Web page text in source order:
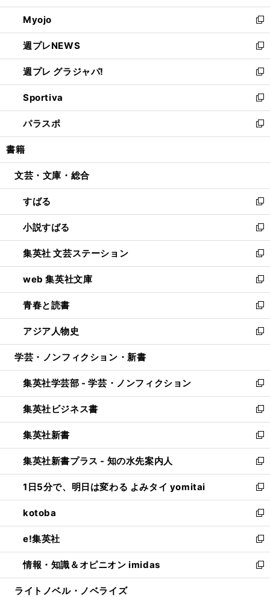
開
く
ウ
で
開
く
ン
ド
ウ
で
開
く
ウ
ィ
ン
ド
ウ
で
開
く
Myojo
新
し
い
ウ
ィ
ン
ド
ウ
で
開
週プレNEWS
新
し
い
ウ
ィ
ン
ド
ウ
開
週プレ グラジャパ!
新
し
い
ウ
ィ
ン
ウ
開
く
Sportiva
新
し
い
ウ
ン
ウ
で
開
く
パラスポ
新
し
ウ
ン
ド
ウ
で
開
く
書籍
文芸・文庫・総合
すばる
新
し
い
ウ
ィ
ン
ド
ウ
で
開
く
小説すばる
新
し
い
ウ
ィ
ン
ド
ウ
で
開
集英社 文芸ステーション
新
し
い
ウ
ィ
ン
ド
ウ
開
く
web 集英社文庫
新
し
い
ウ
ィ
ン
ウ
で
開
く
青春と読書
新
し
い
ウ
ン
ド
ウ
で
開
く
アジア人物史
新
し
ウ
ィ
ン
ド
ウ
で
開
く
学芸・ノンフィクション・新書
集英社学芸部 - 学芸・ノンフィクション
新
し
い
ウ
ィ
ン
ド
ウ
で
開
く
集英社ビジネス書
新
し
い
ウ
ィ
ン
ド
ウ
で
開
く
集英社新書
新
し
い
ウ
ィ
ン
ド
ウ
で
開
く
集英社新書プラス - 知の水先案内人
新
し
い
ウ
ィ
ン
ド
ウ
で
開
1日5分で、明日は変わる よみタイ yomitai
新
し
い
ウ
ィ
ン
ド
ウ
kotoba
新
し
い
ウ
ィ
ン
e!集英社
新
し
い
ウ
情報・知識＆オピニオン imidas
新
し
ライトノベル・ノベライズ